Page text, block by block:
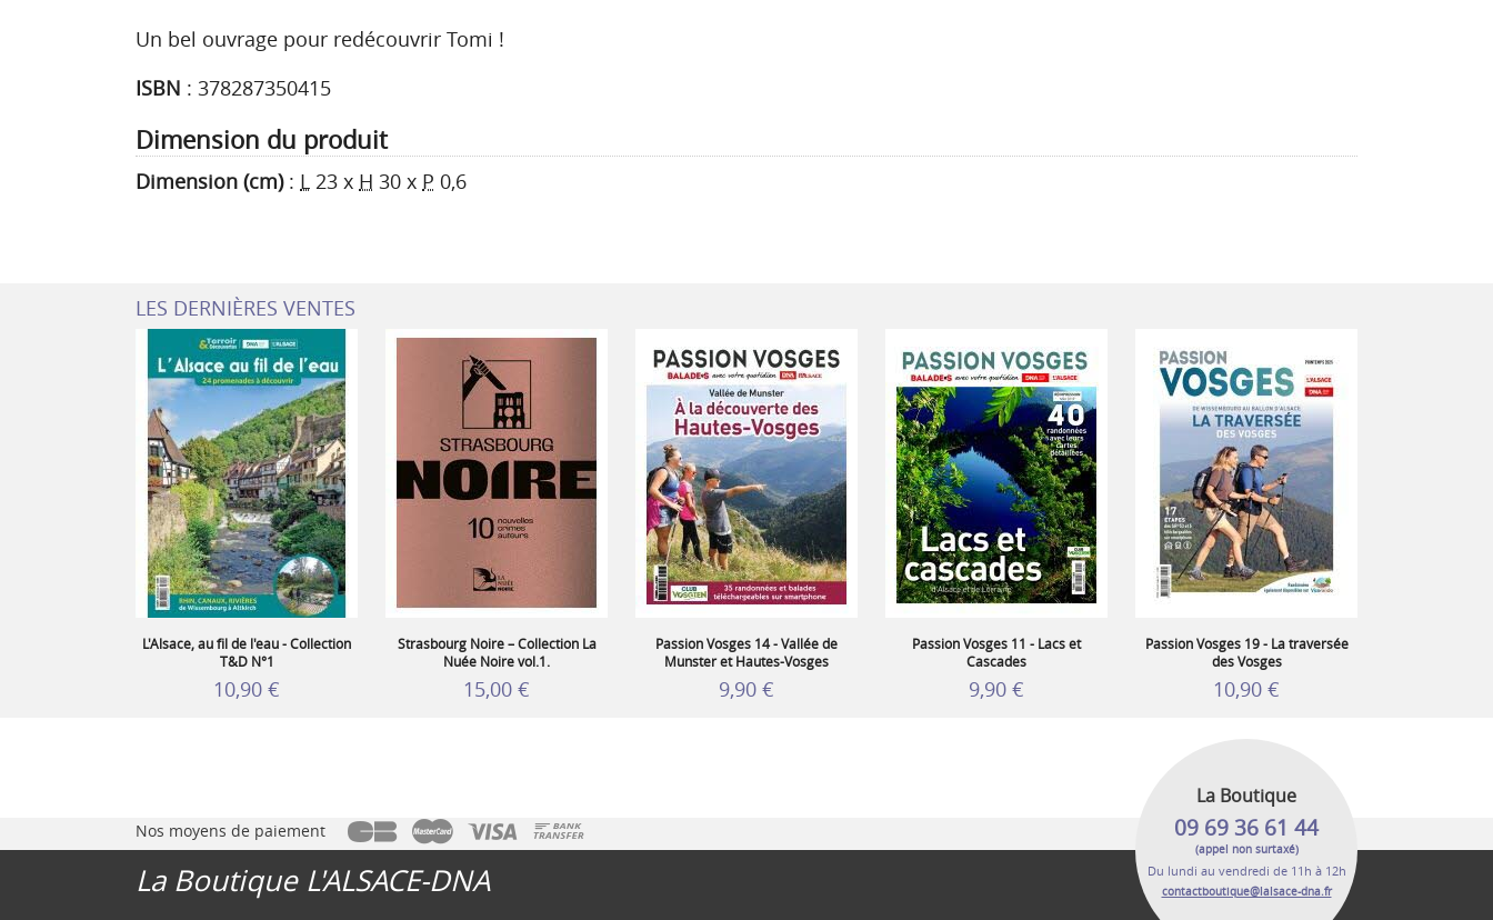
Un bel ouvrage pour redécouvrir Tomi !
ISBN : 378287350415
Dimension du produit
Dimension (cm): L 23 x H 30 x P 0,6
LES DERNIÈRES VENTES
L'Alsace, au fil de l'eau - Collection
T&D N°1
10,90 €
Strasbourg Noire – Collection La
Nuée Noire vol.1.
15,00 €
Passion Vosges 14 - Vallée de
Munster et Hautes-Vosges
9,90 €
Passion Vosges 11 - Lacs et
Cascades
9,90 €
Passion Vosges 19 - La traversée
des Vosges
10,90 €
Nos moyens de paiement
La Boutique L'ALSACE-DNA
La Boutique
09 69 36 61 44
(appel non surtaxé)
Du lundi au vendredi de 11h à 12h
contactboutique@lalsace-dna.fr